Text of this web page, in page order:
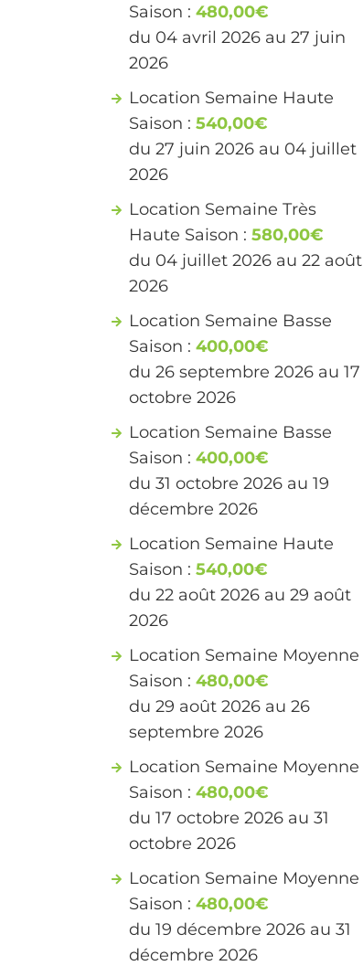
Saison :480,00€
du 04 avril 2026 au 27 juin
2026
Location Semaine Haute
Saison :540,00€
du 27 juin 2026 au 04 juillet
2026
Location Semaine Très
Haute Saison :580,00€
du 04 juillet 2026 au 22 août
2026
Location Semaine Basse
Saison :400,00€
du 26 septembre 2026 au 17
octobre 2026
Location Semaine Basse
Saison :400,00€
du 31 octobre 2026 au 19
décembre 2026
Location Semaine Haute
Saison :540,00€
du 22 août 2026 au 29 août
2026
Location Semaine Moyenne
Saison :480,00€
du 29 août 2026 au 26
septembre 2026
Location Semaine Moyenne
Saison :480,00€
du 17 octobre 2026 au 31
octobre 2026
Location Semaine Moyenne
Saison :480,00€
du 19 décembre 2026 au 31
décembre 2026